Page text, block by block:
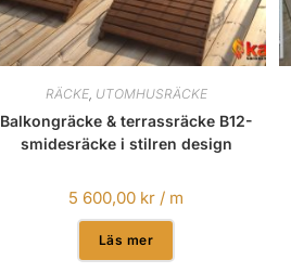
RÄCKE, UTOMHUSRÄCKE
Balkongräcke & terrassräcke B12-
smidesräcke i stilren design
5 600,00 kr / m
Läs mer